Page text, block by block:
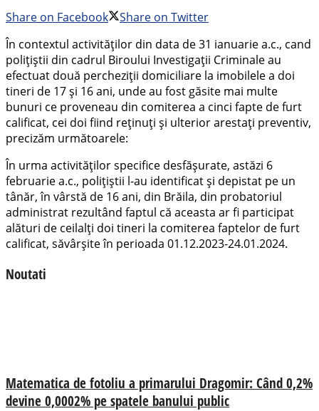
Share on Facebook
Share on Twitter
În contextul activităților din data de 31 ianuarie a.c., cand
polițiștii din cadrul Biroului Investigații Criminale au
efectuat două percheziții domiciliare la imobilele a doi
tineri de 17 și 16 ani, unde au fost găsite mai multe
bunuri ce proveneau din comiterea a cinci fapte de furt
calificat, cei doi fiind reținuți și ulterior arestați preventiv,
precizăm următoarele:
În urma activităților specifice desfășurate, astăzi 6
februarie a.c., polițiștii l-au identificat și depistat pe un
tânăr, în vârstă de 16 ani, din Brăila, din probatoriul
administrat rezultând faptul că aceasta ar fi participat
alături de ceilalți doi tineri la comiterea faptelor de furt
calificat, săvârșite în perioada 01.12.2023-24.01.2024.
Noutati
Matematica de fotoliu a primarului Dragomir: Când 0,2%
devine 0,0002% pe spatele banului public